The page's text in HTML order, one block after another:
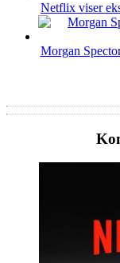
Netflix viser
Morgan